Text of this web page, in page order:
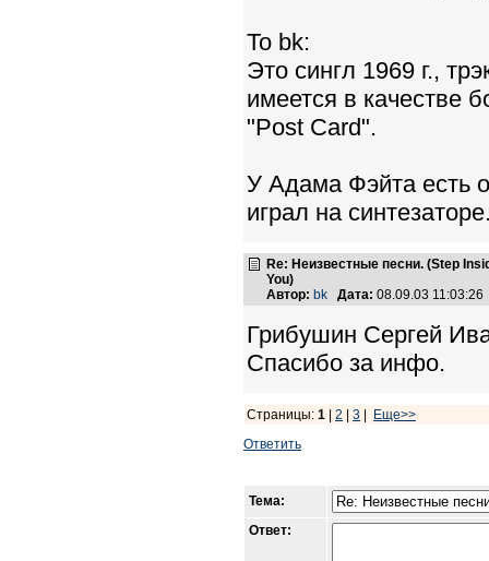
To bk:
Это сингл 1969 г.,
имеется в качестве
"Post Card".
У Адама Фэйта есть
играл на
Re: Неизвестные песни. (Step
You)
Автор: bk Дата: 08.09.03
Грибушин Сергей
Спасибо за инфо.
Страницы: 1 2 3
Еще>>
Ответить
Тема:
Ответ: